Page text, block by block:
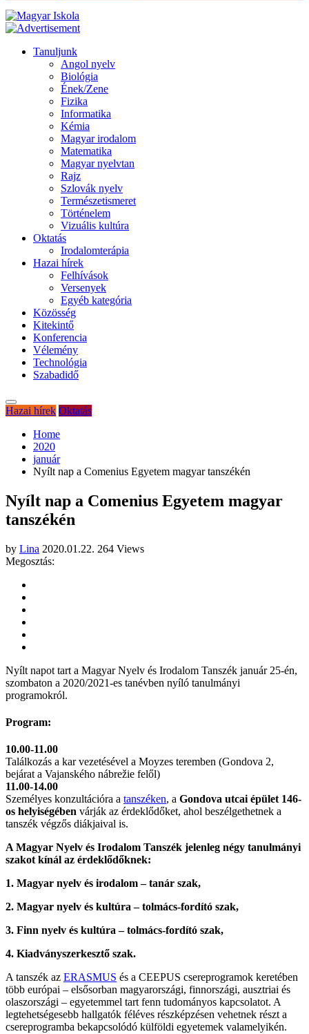
Tanuljunk
Angol nyelv
Biológia
Ének/Zene
Fizika
Informatika
Kémia
Magyar irodalom
Matematika
Magyar nyelvtan
Rajz
Szlovák nyelv
Természetismeret
Történelem
Vizuális kultúra
Oktatás
Irodalomterápia
Hazai hírek
Felhívások
Versenyek
Egyéb kategória
Közösség
Kitekintő
Konferencia
Vélemény
Technológia
Szabadidő
Hazai hírek Oktatás
Home
2020
január
Nyílt nap a Comenius Egyetem magyar tanszékén
Nyílt nap a Comenius Egyetem magyar
tanszékén
by Lina 2020.01.22. 264 Views
Megosztás:
Nyílt napot tart a Magyar Nyelv és Irodalom Tanszék január 25-én,
szombaton a 2020/2021-es tanévben nyíló tanulmányi
programokról.
Program:
10.00-11.00
Találkozás a kar vezetésével a Moyzes teremben (Gondova 2,
bejárat a Vajanského nábrežie felől)
11.00-14.00
Személyes konzultációra a tanszéken, a Gondova utcai épület 146-
os helyiségében várják az érdeklődőket, ahol beszélgethetnek a
tanszék végzős diákjaival is.
A Magyar Nyelv és Irodalom Tanszék jelenleg négy tanulmányi
szakot kínál az érdeklődőknek:
1. Magyar nyelv és irodalom – tanár szak,
2. Magyar nyelv és kultúra – tolmács-fordító szak,
3. Finn nyelv és kultúra – tolmács-fordító szak,
4. Kiadványszerkesztő szak.
A tanszék az ERASMUS és a CEEPUS csereprogramok keretében
több európai – elsősorban magyarországi, finnországi, ausztriai és
olaszországi – egyetemmel tart fenn tudományos kapcsolatot. A
legtehetségesebb hallgatók féléves részképzésen vehetnek részt a
csereprogramba bekapcsolódó külföldi egyetemek valamelyikén.